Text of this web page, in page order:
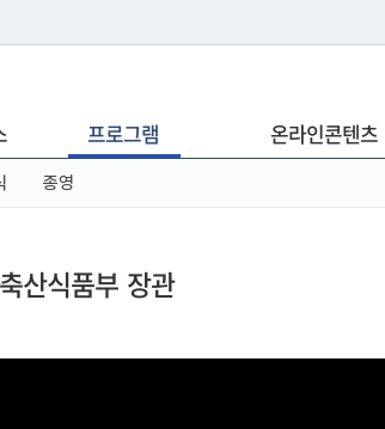
에서 도메인 주소를 확인해 보세요
프로그램 온라인콘텐츠
종영
산식품부 장관